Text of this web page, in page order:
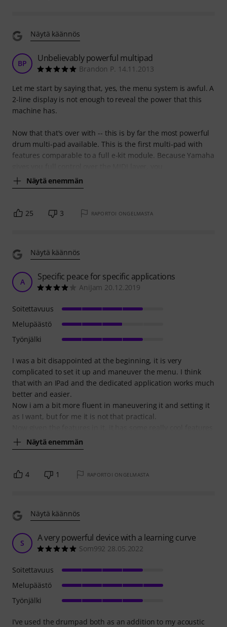
Näytä käännös
BP Unbelievably powerful multipad
Brandon P. 14.11.2013
Let me start by saying that, yes, the menu system is awful. A
2-line display is not enough to reveal the power that this
machine has.
Now that that's over with -- this is by far the most powerful
drum multi-pad available. This is the first multi-pad with
features comparable to a full e-kit module. Because Yamaha
Näytä enemmän
25 3 RAPORTOI ONGELMASTA
Näytä käännös
A Specific peace for specific applications
AniJam 20.12.2019
I was a bit disappointed at the beginning, it is very
complicated to set it up and maneuver the menu. I think
that with an IPad and the dedicated application works much
better and easier.
Now i am a bit more fluent in maneuvering it and setting it
as I want, but for me it is not that practical.
Näytä enemmän
Soitettavuus
Melupäästö
Työnjälki
4 1 RAPORTOI ONGELMASTA
Näytä käännös
S A very powerful device with a learning curve
Som992 28.05.2022
I’ve used the drumpad both as an addition to my acoustic
Soitettavuus
Melupäästö
Työnjälki